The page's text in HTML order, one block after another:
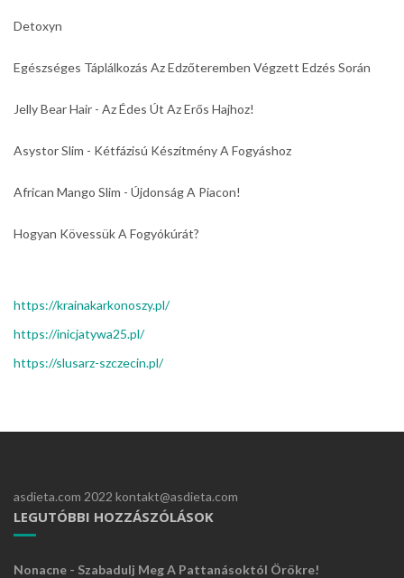
Detoxyn
Egészséges Táplálkozás Az Edzőteremben Végzett Edzés Során
Jelly Bear Hair - Az Édes Út Az Erős Hajhoz!
Asystor Slim - Kétfázisú Készítmény A Fogyáshoz
African Mango Slim - Újdonság A Piacon!
Hogyan Kövessük A Fogyókúrát?
https://krainakarkonoszy.pl/
https://inicjatywa25.pl/
https://slusarz-szczecin.pl/
asdieta.com 2022 kontakt@asdieta.com
LEGUTÓBBI HOZZÁSZÓLÁSOK
Nonacne - Szabadulj Meg A Pattanásoktól Örökre!